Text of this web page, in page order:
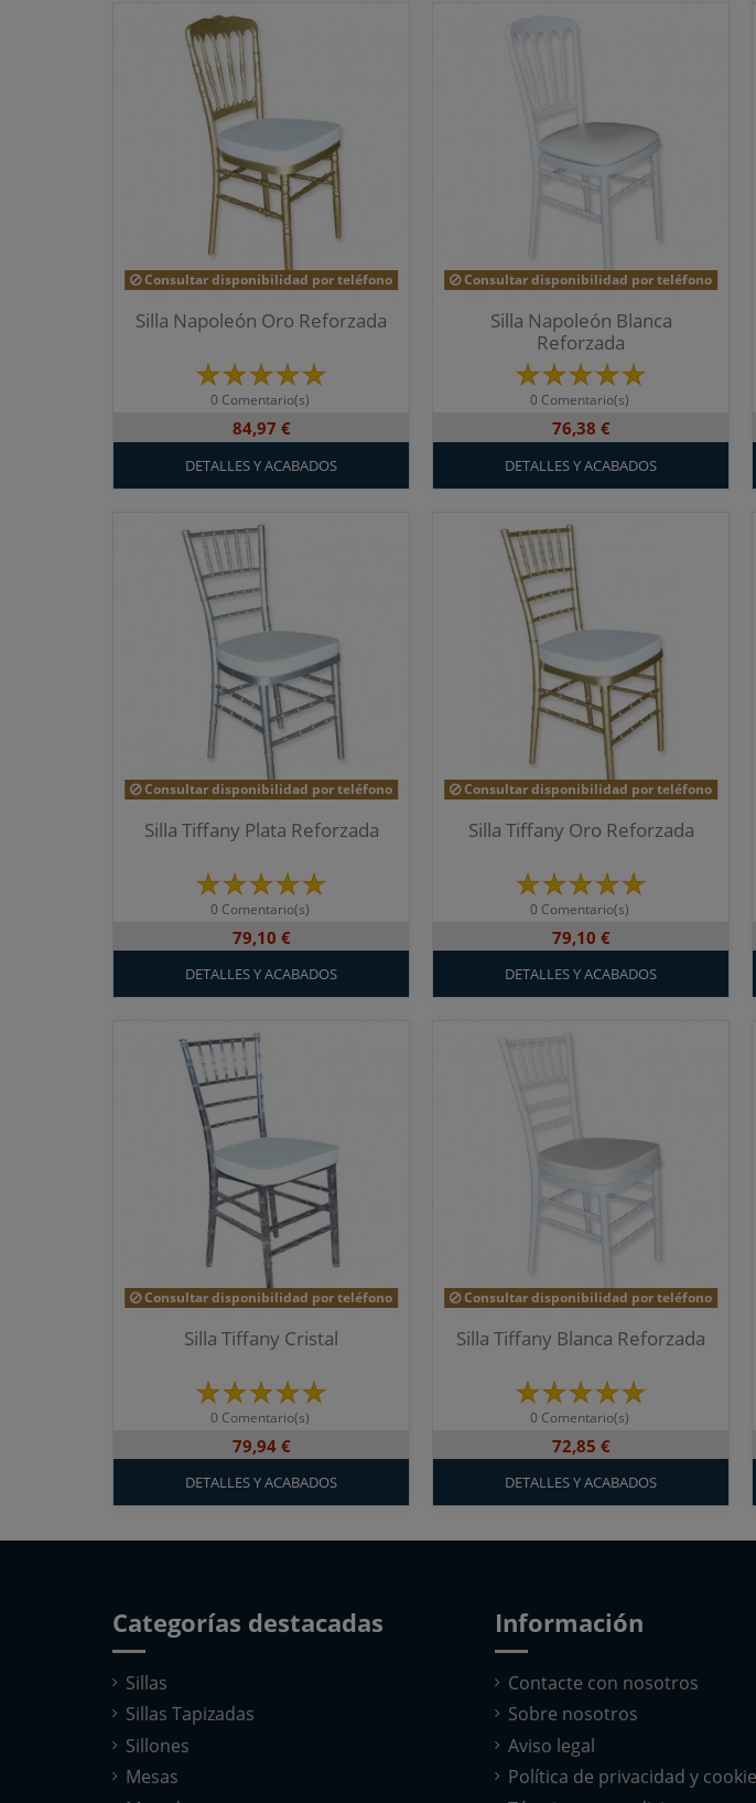
Consultar disponibilidad por teléfono
Silla Napoleón Oro Reforzada
0 Comentario(s)
84,97 €
DETALLES Y ACABADOS
Consultar disponibilidad por teléfono
Silla Napoleón Blanca
Reforzada
0 Comentario(s)
76,38 €
DETALLES Y ACABADOS
Consultar disponibilidad por teléfono
Silla Tiffany Plata Reforzada
0 Comentario(s)
79,10 €
DETALLES Y ACABADOS
Consultar disponibilidad por teléfono
Silla Tiffany Oro Reforzada
0 Comentario(s)
79,10 €
DETALLES Y ACABADOS
Consultar disponibilidad por teléfono
Silla Tiffany Cristal
0 Comentario(s)
79,94 €
DETALLES Y ACABADOS
Consultar disponibilidad por teléfono
Silla Tiffany Blanca Reforzada
0 Comentario(s)
72,85 €
DETALLES Y ACABADOS
Categorías destacadas
Sillas
Sillas Tapizadas
Sillones
Mesas
Información
Contacte con nosotros
Sobre nosotros
Aviso legal
Política de privacidad y